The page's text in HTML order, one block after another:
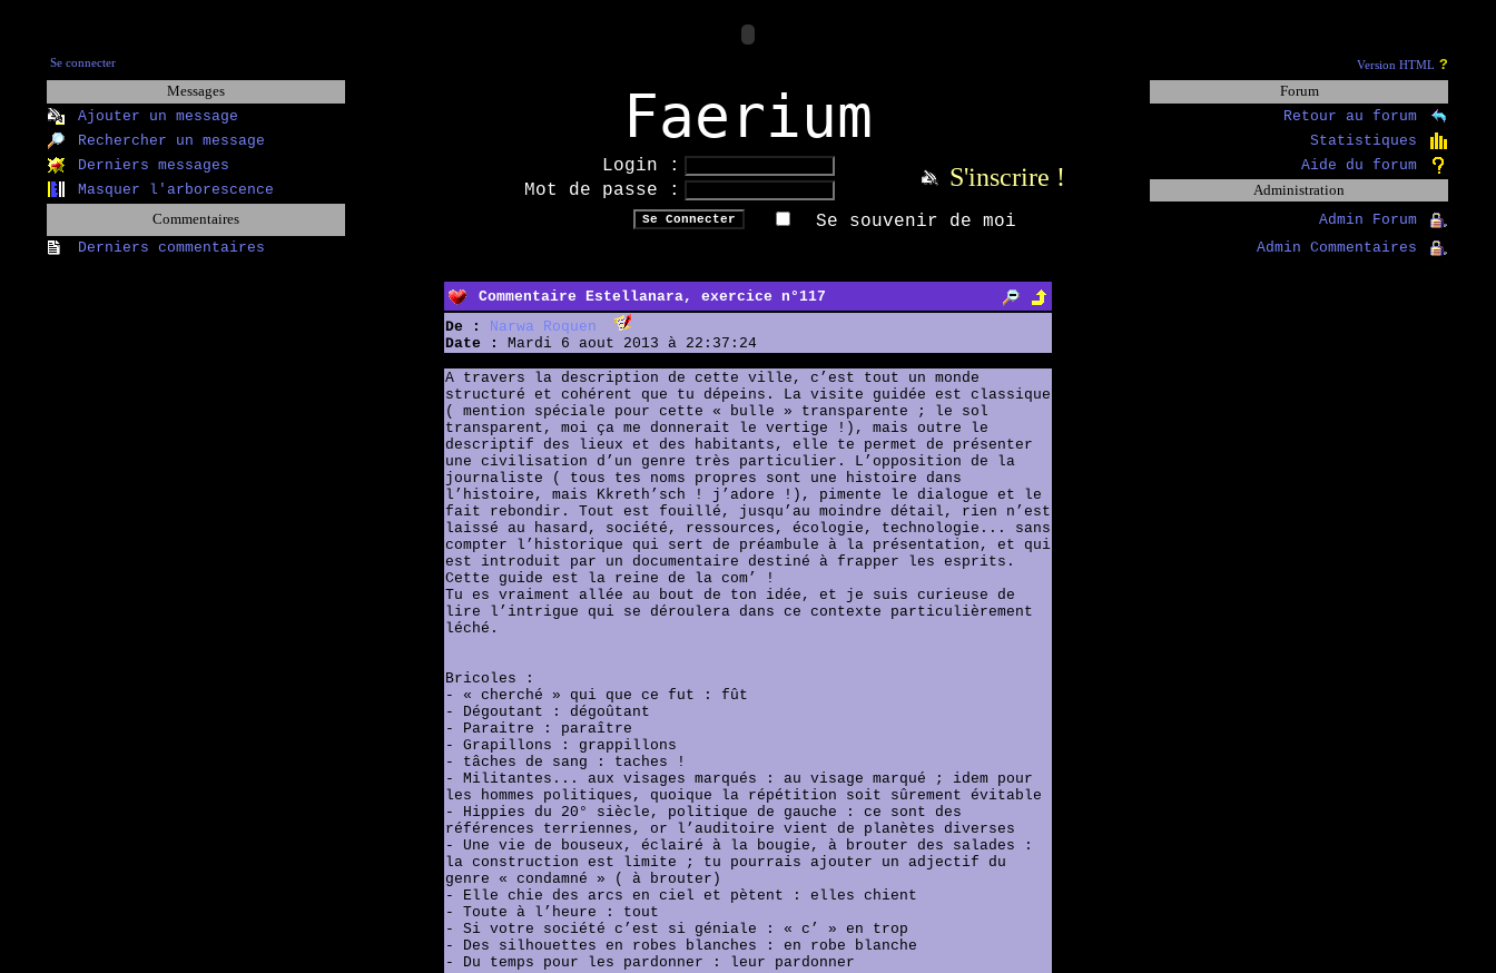
Se connecter Version HTML ?
Messages
Faerium
Forum
Ajouter un message
Retour au forum
Rechercher un message
Statistiques
Derniers messages
Login : S'inscrire !
Aide du forum
Masquer l'arborescence
Mot de passe :
Administration
Commentaires
Se souvenir de moi
Admin Forum
Derniers commentaires
Admin Commentaires
Commentaire Estellanara, exercice n°117
De :
Narwa Roquen
Date :
Mardi 6 aout 2013 à 22:37:24
A travers la description de cette ville, c’est tout un monde
structuré et cohérent que tu dépeins. La visite guidée est classique
( mention spéciale pour cette « bulle » transparente ; le sol
transparent, moi ça me donnerait le vertige !), mais outre le
descriptif des lieux et des habitants, elle te permet de présenter
une civilisation d’un genre très particulier. L’opposition de la
journaliste ( tous tes noms propres sont une histoire dans
l’histoire, mais Kkreth’sch ! j’adore !), pimente le dialogue et le
fait rebondir. Tout est fouillé, jusqu’au moindre détail, rien n’est
laissé au hasard, société, ressources, écologie, technologie... sans
compter l’historique qui sert de préambule à la présentation, et qui
est introduit par un documentaire destiné à frapper les esprits.
Cette guide est la reine de la com’ !
Tu es vraiment allée au bout de ton idée, et je suis curieuse de
lire l’intrigue qui se déroulera dans ce contexte particulièrement
léché.
Bricoles :
- « cherché » qui que ce fut : fût
- Dégoutant : dégoûtant
- Paraitre : paraître
- Grapillons : grappillons
- tâches de sang : taches !
- Militantes... aux visages marqués : au visage marqué ; idem pour
les hommes politiques, quoique la répétition soit sûrement évitable
- Hippies du 20° siècle, politique de gauche : ce sont des
références terriennes, or l’auditoire vient de planètes diverses
- Une vie de bouseux, éclairé à la bougie, à brouter des salades :
la construction est limite ; tu pourrais ajouter un adjectif du
genre « condamné » ( à brouter)
- Elle chie des arcs en ciel et pètent : elles chient
- Toute à l’heure : tout
- Si votre société c’est si géniale : « c’ » en trop
- Des silhouettes en robes blanches : en robe blanche
- Du temps pour les pardonner : leur pardonner